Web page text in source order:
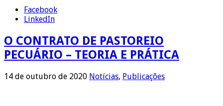
Facebook
LinkedIn
O CONTRATO DE PASTOREIO
PECUÁRIO – TEORIA E PRÁTICA
14 de outubro de 2020 Notícias, Publicações